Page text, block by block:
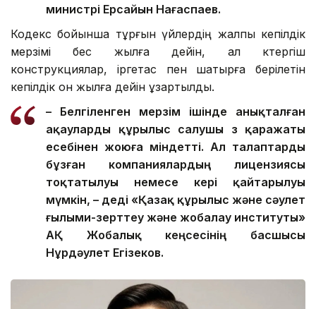
министрі Ерсайын Нағаспаев.
Кодекс бойынша тұрғын үйлердің жалпы кепілдік
мерзімі бес жылға дейін, ал көтергіш
конструкциялар, іргетас пен шатырға берілетін
кепілдік он жылға дейін ұзартылды.
– Белгіленген мерзім ішінде анықталған
ақауларды құрылыс салушы өз қаражаты
есебінен жоюға міндетті. Ал талаптарды
бұзған компаниялардың лицензиясы
тоқтатылуы немесе кері қайтарылуы
мүмкін, – деді «Қазақ құрылыс және сәулет
ғылыми-зерттеу және жобалау институты»
АҚ Жобалық кеңсесінің басшысы
Нұрдәулет Егізеков.